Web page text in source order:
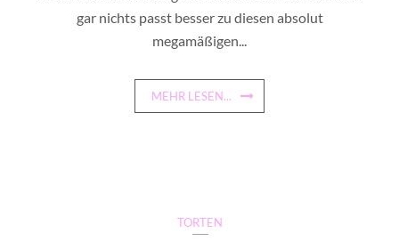
gar nichts passt besser zu diesen absolut
megamäßigen...
MEHR LESEN...
TORTEN